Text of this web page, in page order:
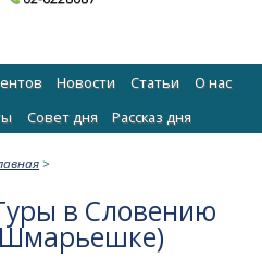
Новости Статьи
О нас
Cовет дня Рассказ дня
>
в Словению